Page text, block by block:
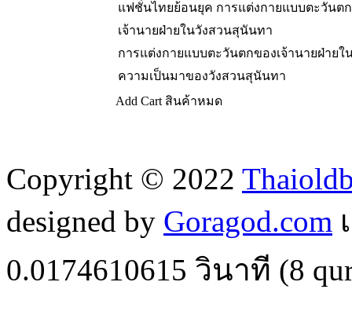
แฟชั่นไทยย้อนยุค การแต่งกายแบบตะวันต
เจ้านายฝ่ายในวังสวนสุนันทา
การแต่งกายแบบตะวันตกของเจ้านายฝ่าย
ความเป็นมาของวังสวนสุนันทา
Add Cart สินค้าหมด
Copyright © 2022
designed by Goragod.com
0.0174610615 วินาที (8